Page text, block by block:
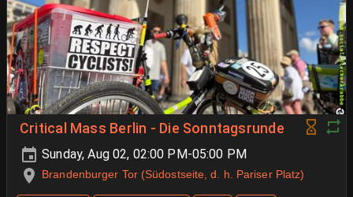
Critical Mass Berlin - Die Sonntagsrunde
Sunday, Aug 02, 02:00 PM-05:00 PM
Brandenburger Tor (Südostseite, d. h. Pariser Platz)